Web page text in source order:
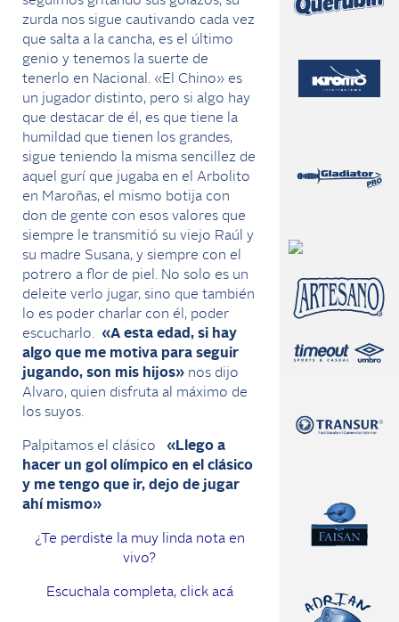
zurda nos sigue cautivando cada vez
que salta a la cancha, es el último
genio y tenemos la suerte de
tenerlo en Nacional. «El Chino» es
un jugador distinto, pero si algo hay
que destacar de él, es que tiene la
humildad que tienen los grandes,
sigue teniendo la misma sencillez de
aquel gurí que jugaba en el Arbolito
en Maroñas, el mismo botija con
don de gente con esos valores que
siempre le transmitió su viejo Raúl y
su madre Susana, y siempre con el
potrero a flor de piel. No solo es un
deleite verlo jugar, sino que también
lo es poder charlar con él, poder
escucharlo. «A esta edad, si hay
algo que me motiva para seguir
jugando, son mis hijos» nos dijo
Alvaro, quien disfruta al máximo de
los suyos.
Palpitamos el clásico «Llego a
hacer un gol olímpico en el clásico
y me tengo que ir, dejo de jugar
ahí mismo»
¿Te perdiste la muy linda nota en
vivo?
Escuchala completa, click acá